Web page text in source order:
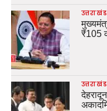
उत्तराखंड
₹105
उत्तराखंड